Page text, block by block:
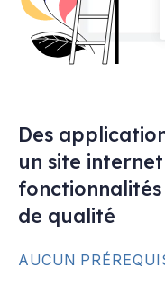
Des
un site
de qualité
AUCUN